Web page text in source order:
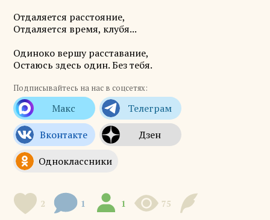
Отдаляется расстояние,
Отдаляется время, клубя...
Одиноко вершу расставание,
Остаюсь здесь один. Без тебя.
Подписывайтесь на нас в соцсетях:
2 1 1 75